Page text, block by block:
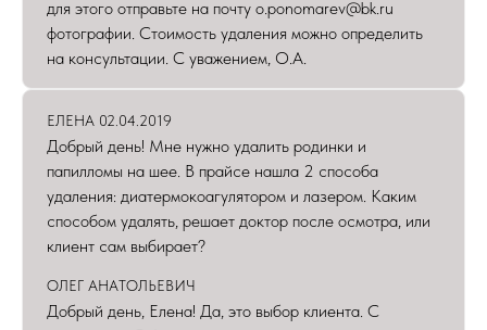
для этого отправьте на почту o.ponomarev@bk.ru
фотографии. Стоимость удаления можно определить
на консультации. С уважением, О.А.
ЕЛЕНА 02.04.2019
Добрый день! Мне нужно удалить родинки и
папилломы на шее. В прайсе нашла 2 способа
удаления: диатермокоагулятором и лазером. Каким
способом удалять, решает доктор после осмотра, или
клиент сам выбирает?
ОЛЕГ АНАТОЛЬЕВИЧ
Добрый день, Елена! Да, это выбор клиента. С